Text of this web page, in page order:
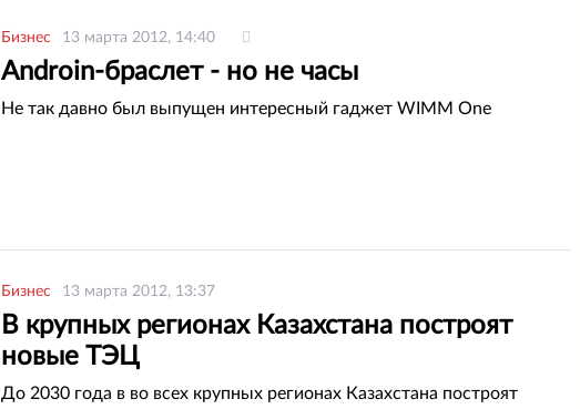
Бизнес 13 марта 2012, 14:40
Androin-браслет - но не часы
Не так давно был выпущен интересный гаджет WIMM One
Бизнес 13 марта 2012, 13:37
В крупных регионах Казахстана построят
новые ТЭЦ
До 2030 года в во всех крупных регионах Казахстана построят